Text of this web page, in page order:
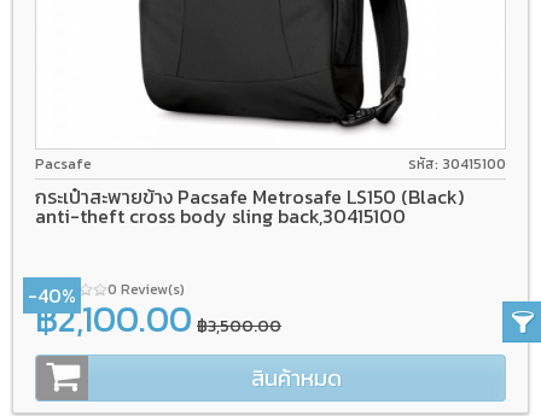
Pacsafe รหัส: 30415100
กระเป๋าสะพายข้าง Pacsafe Metrosafe LS150 (Black)
anti-theft cross body sling back,30415100
0 Review(s)
-40%
฿2,100.00 ฿3,500.00
สินค้าหมด